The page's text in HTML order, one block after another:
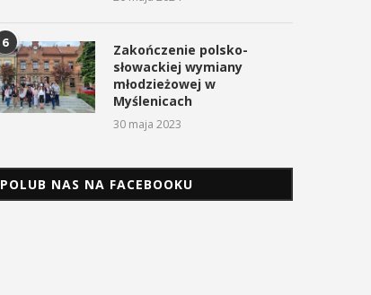
6
Zakończenie polsko-
słowackiej wymiany
młodzieżowej w
Myślenicach
30 maja 2023
POLUB NAS NA FACEBOOKU